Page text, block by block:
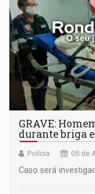
GRAVE:
durante briga
Polícia 05 de
Caso será